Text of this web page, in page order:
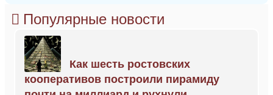
Популярные новости
Как шесть ростовских
кооперативов построили пирамиду